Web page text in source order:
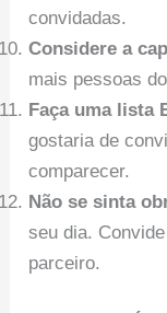
convidadas.
Considere a
mais pessoas
Faça uma lista
gostaria de
comparecer.
Não se sinta
seu dia.
parceiro.